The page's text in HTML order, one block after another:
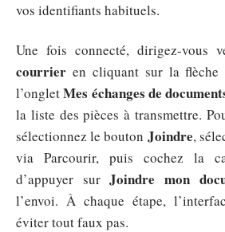
vos identifiants habituels.
Une fois connecté, dirigez-vous
courrier en cliquant sur la flèche
l’ongletMes échanges de
la liste des pièces à transmettre.
sélectionnez le bouton Joindre,
via Parcourir, puis cochez la
d’appuyer surJoindre mon
l’envoi. À chaque étape,
éviter tout faux pas.